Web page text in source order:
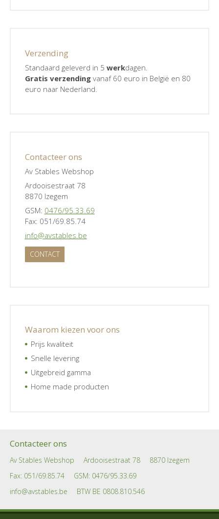
Verzending
Standaard geleverd in 5 werkdagen.
Gratis verzendingvanaf 60 euro in België en 80
euro naar Nederland.
Contacteer ons
Av Stables Webshop
Ardooisestraat 78
8870 Izegem
GSM: 0476/95.33.69
Fax: 051/69.85.74
info@avstables.be
CONTACT
Waarom kiezen voor ons
Prijs kwaliteit
Snelle levering
Uitgebreid gamma
Home made producten
Contacteer ons
Av Stables Webshop Ardooisestraat 78
8870 Izegem
Fax: 051/69.85.74
GSM: 0476/95.33.69
info@avstables.be
BTW BE 0808.810.546